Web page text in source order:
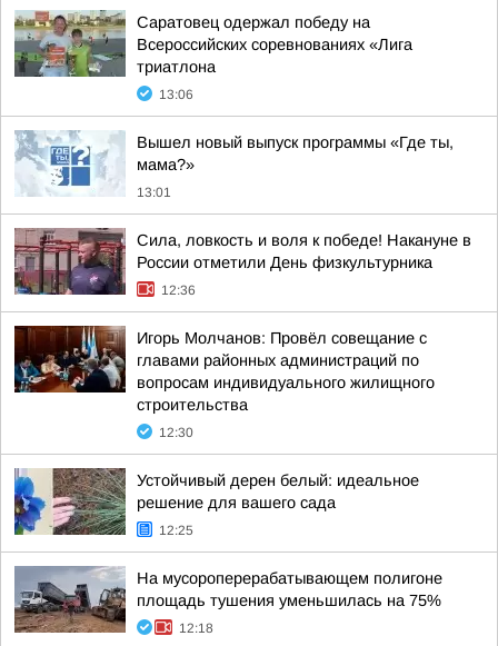
Саратовец одержал победу на
Всероссийских соревнованиях «Лига
триатлона
13:06
Вышел новый выпуск программы «Где ты,
мама?»
13:01
Сила, ловкость и воля к победе! Накануне в
России отметили День физкультурника
12:36
Игорь Молчанов: Провёл совещание с
главами районных администраций по
вопросам индивидуального жилищного
строительства
12:30
Устойчивый дерен белый: идеальное
решение для вашего сада
12:25
На мусороперерабатывающем полигоне
площадь тушения уменьшилась на 75%
12:18